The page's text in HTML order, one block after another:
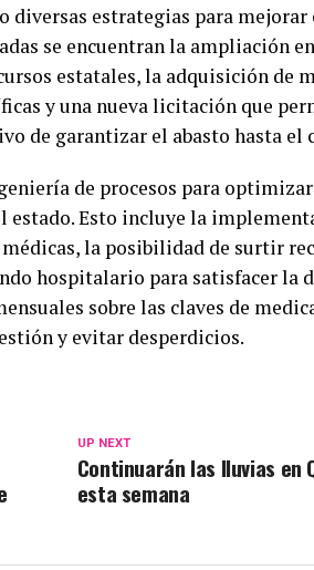
estrategias para mejorar
se encuentran la ampliación
estatales, la adquisición de
y una nueva licitación que
de garantizar el abasto hasta el
de procesos para
Esto incluye la
la posibilidad de surtir
hospitalario para satisfacer la
sobre las claves de
y evitar desperdicios.
UP NEXT
Continuarán las lluvias en
esta semana